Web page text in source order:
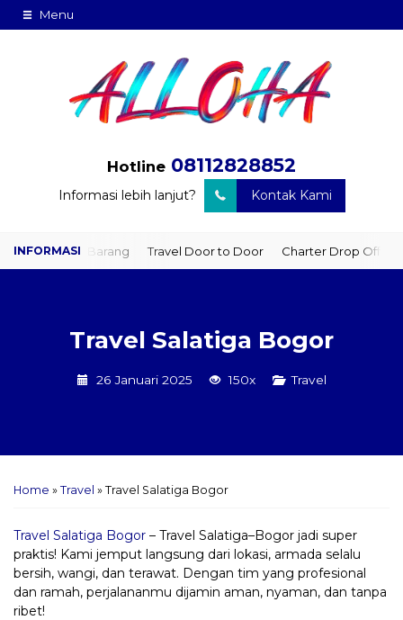
Menu
Hotline 08112828852
Informasi lebih lanjut? Kontak Kami
Barang Travel Door to Door Charter Drop Off Sewa
Travel Salatiga Bogor
26 Januari 2025 150x Travel
Home » Travel » Travel Salatiga Bogor
Travel Salatiga Bogor – Travel Salatiga–Bogor jadi super
praktis! Kami jemput langsung dari lokasi, armada selalu
bersih, wangi, dan terawat. Dengan tim yang profesional
dan ramah, perjalananmu dijamin aman, nyaman, dan tanpa
ribet!